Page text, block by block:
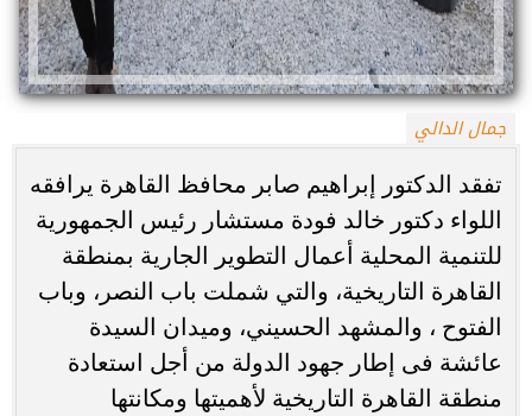
جمال الدالي
تفقد الدكتور إبراهيم صابر محافظ القاهرة يرافقه
اللواء دكتور خالد فودة مستشار رئيس الجمهورية
للتنمية المحلية أعمال التطوير الجارية بمنطقة
القاهرة التاريخية، والتي شملت باب النصر، وباب
الفتوح ، والمشهد الحسيني، وميدان السيدة
عائشة فى إطار جهود الدولة من أجل استعادة
منطقة القاهرة التاريخية لأهميتها ومكانتها